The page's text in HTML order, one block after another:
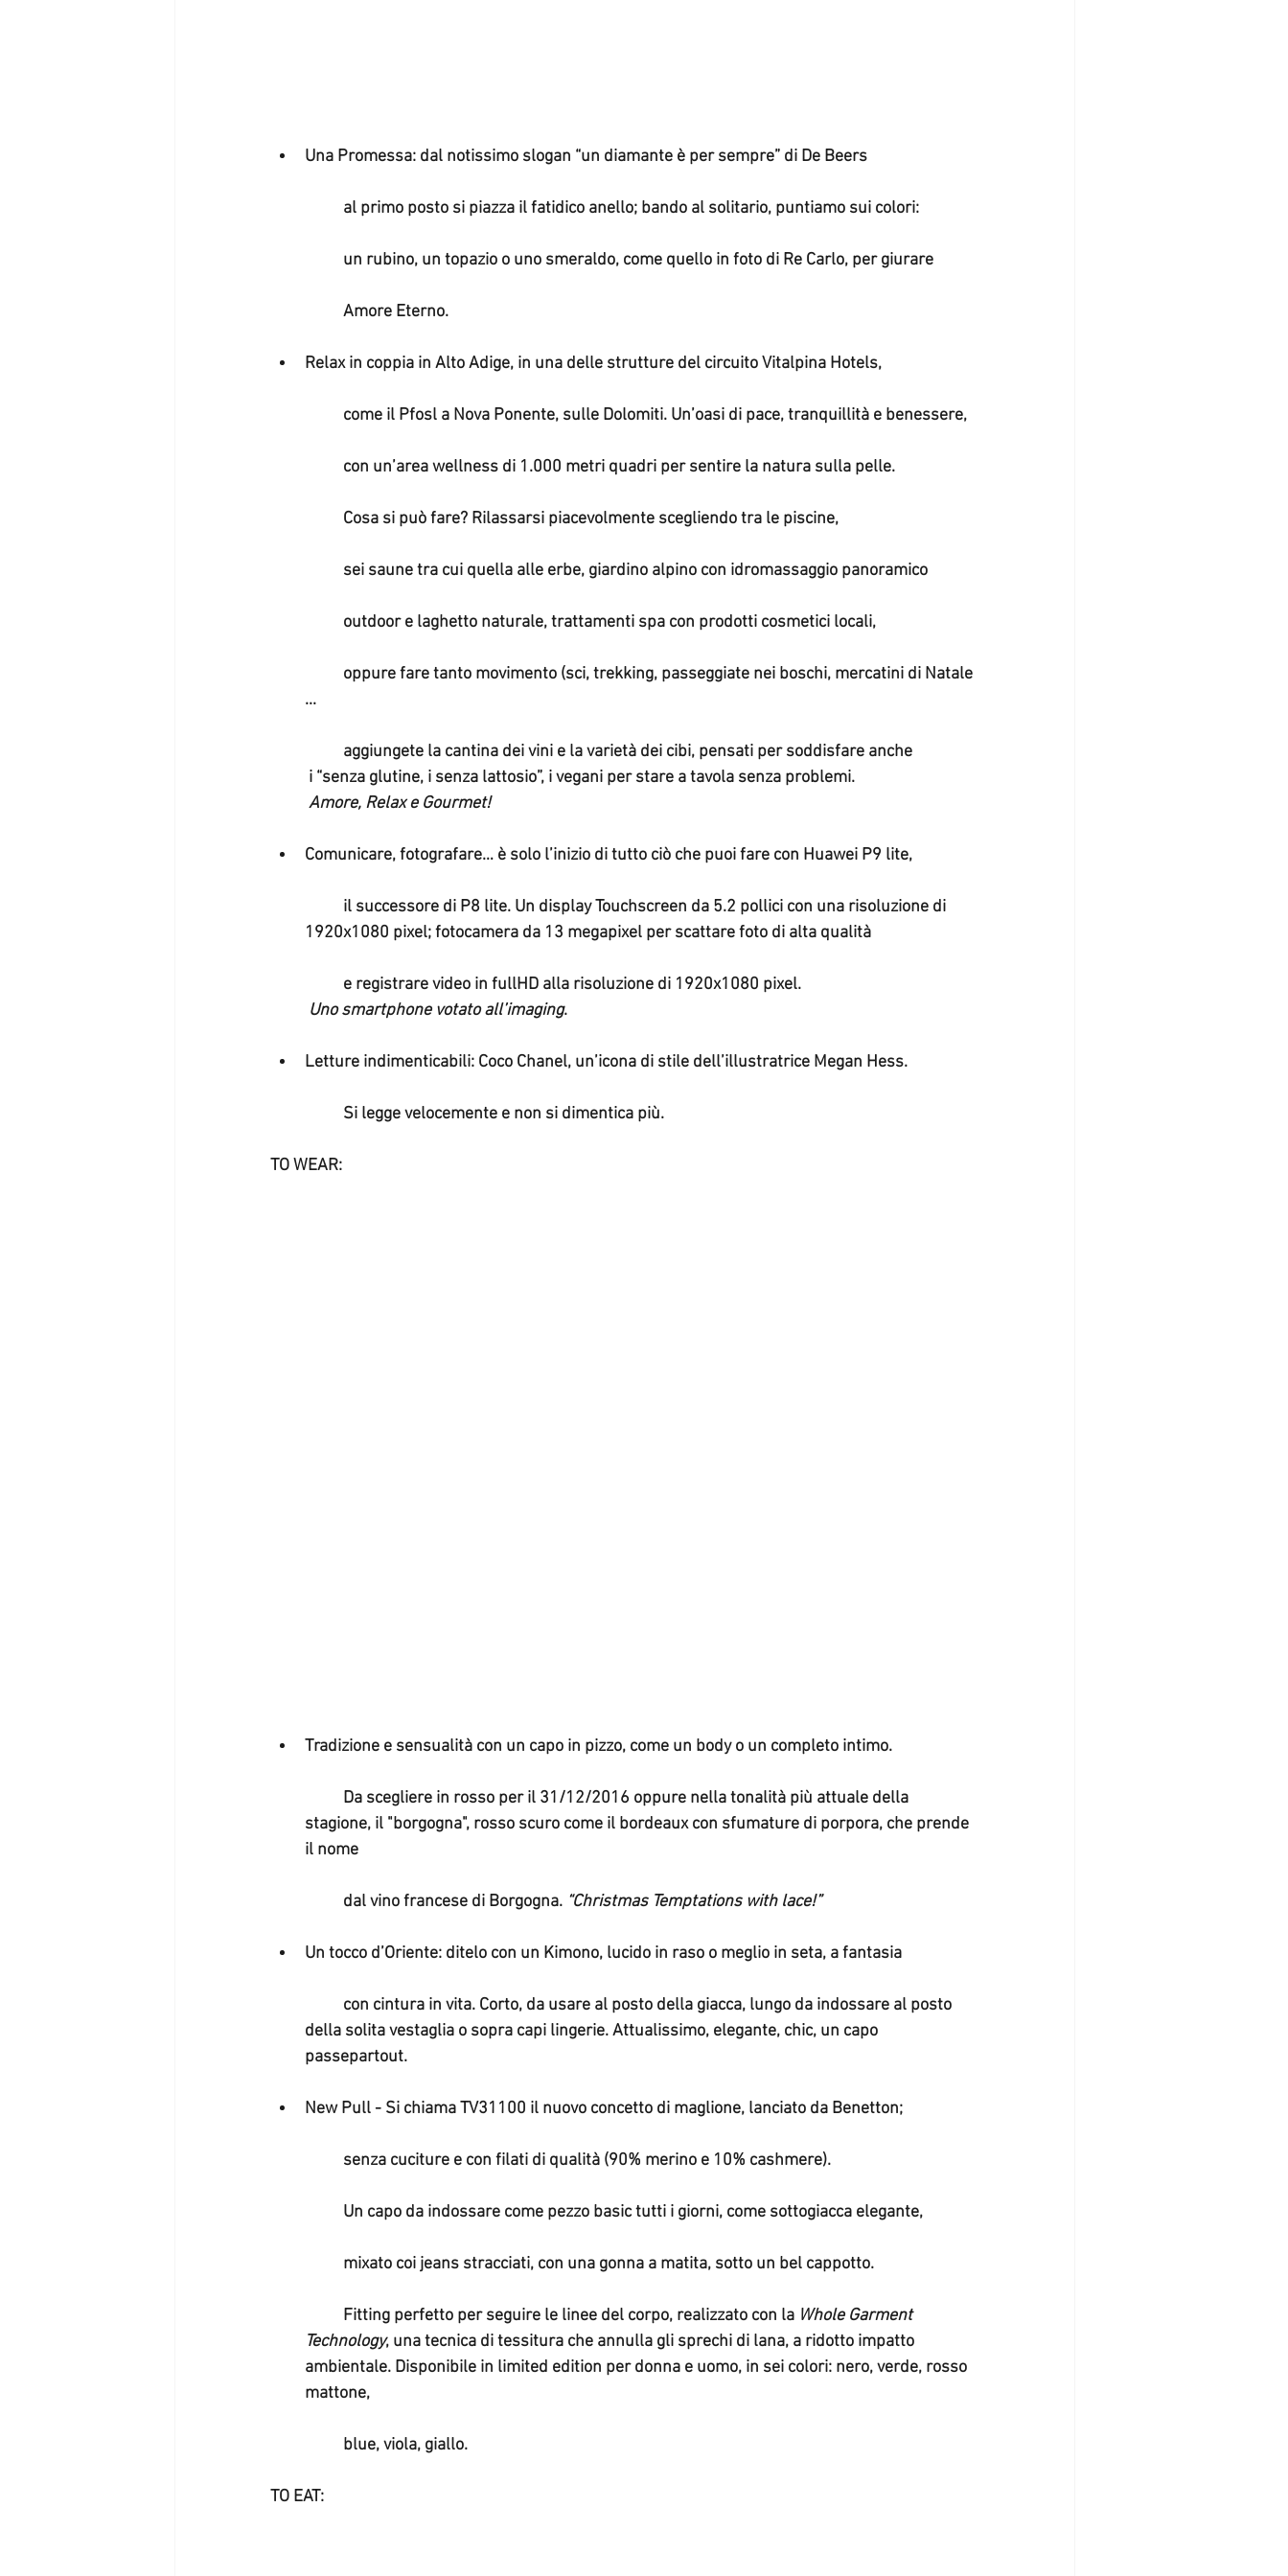
Una Promessa: dal notissimo slogan “un diamante è per sempre” di De Beers
	al primo posto si piazza il fatidico anello; bando al solitario, puntiamo sui colori:
	un rubino, un topazio o uno smeraldo, come quello in foto di Re Carlo, per giurare
	Amore Eterno.
Relax in coppia in Alto Adige, in una delle strutture del circuito Vitalpina Hotels,
	come il Pfosl a Nova Ponente, sulle Dolomiti. Un’oasi di pace, tranquillità e benessere,
	con un’area wellness di 1.000 metri quadri per sentire la natura sulla pelle.
	Cosa si può fare? Rilassarsi piacevolmente scegliendo tra le piscine,
	sei saune tra cui quella alle erbe, giardino alpino con idromassaggio panoramico
	outdoor e laghetto naturale, trattamenti spa con prodotti cosmetici locali,
...
	aggiungete la cantina dei vini e la varietà dei cibi, pensati per soddisfare anche
i “senza glutine, i senza lattosio”, i vegani per stare a tavola senza problemi.
Amore, Relax e Gourmet!
Comunicare, fotografare… è solo l’inizio di tutto ciò che puoi fare con Huawei P9 lite,
1920x1080 pixel; fotocamera da 13 megapixel per scattare foto di alta qualità
	e registrare video in fullHD alla risoluzione di 1920x1080 pixel.
Uno smartphone votato all’imaging.
Letture indimenticabili: Coco Chanel, un’icona di stile dell’illustratrice Megan Hess.
	Si legge velocemente e non si dimentica più.
TO WEAR:
Tradizione e sensualità con un capo in pizzo, come un body o un completo intimo.
stagione, il "borgogna", rosso scuro come il bordeaux con sfumature di porpora, che prende
il nome
	dal vino francese di Borgogna.
“Christmas Temptations with lace!”
Un tocco d’Oriente: ditelo con un Kimono, lucido in raso o meglio in seta, a fantasia
della solita vestaglia o sopra capi lingerie. Attualissimo, elegante, chic, un capo
passepartout.
New Pull - Si chiama TV31100 il nuovo concetto di maglione, lanciato da Benetton;
	senza cuciture e con filati di qualità (90% merino e 10% cashmere).
	Un capo da indossare come pezzo basic tutti i giorni, come sottogiacca elegante,
	mixato coi jeans stracciati, con una gonna a matita, sotto un bel cappotto.
	Fitting perfetto per seguire le linee del corpo, realizzato con la
Whole Garment
Technology, una tecnica di tessitura che annulla gli sprechi di lana, a ridotto impatto
ambientale. Disponibile in limited edition per donna e uomo, in sei colori: nero, verde, rosso
mattone,
	blue, viola, giallo.
TO EAT: